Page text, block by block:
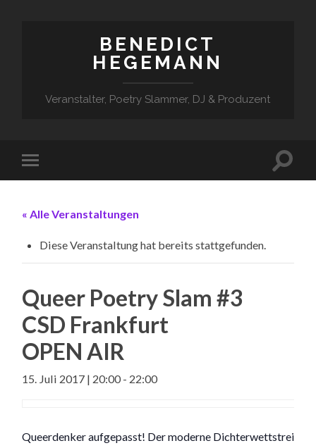
BENEDICT
HEGEMANN
Veranstalter, Poetry Slammer, DJ & Produzent
« Alle Veranstaltungen
Diese Veranstaltung hat bereits stattgefunden.
Queer Poetry Slam #3
CSD Frankfurt
OPEN AIR
15. Juli 2017 | 20:00 - 22:00
Queerdenker aufgepasst! Der moderne Dichterwettstreit